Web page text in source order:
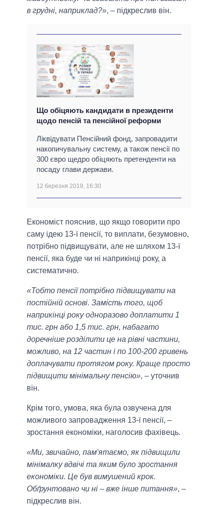
в грудні, наприклад?», – підкреслив він.
Що обіцяють кандидати в президенти
щодо пенсій та пенсійної реформи
Ліквідувати Пенсійний фонд, запровадити
накопичувальну систему, а також пенсії по
300 євро щедро обіцяють претенденти на
посаду глави держави.
12 березня 2019, 16:30
Економіст пояснив, що якщо говорити про
саму ідею 13-ї пенсії, то виплати, безумовно,
потрібно підвищувати, але не шляхом 13-ї
пенсії, яка буде чи ні наприкінці року, а
систематично.
«Тобто пенсії потрібно підвищувати на
постійній основі. Замість того, щоб
наприкінці року одноразово доплатити 1
тис. грн або 1,5 тис. грн, набагато
доречніше розділити це на рівні частини,
можливо, на 12 частин і по 100-200 гривень
доплачувати протягом року. Краще просто
підвищити мінімальну пенсію», – уточнив
він.
Крім того, умова, яка була озвучена для
можливого запровадження 13-ї пенсії, –
зростання економіки, наголосив фахівець.
«Ми, звичайно, пам'ятаємо, як підвищили
мінімалку вдвічі та яким було зростання
економіки. Це був вимушений крок.
Обґрунтовано чи ні – вже інше питання», –
підкреслив він.